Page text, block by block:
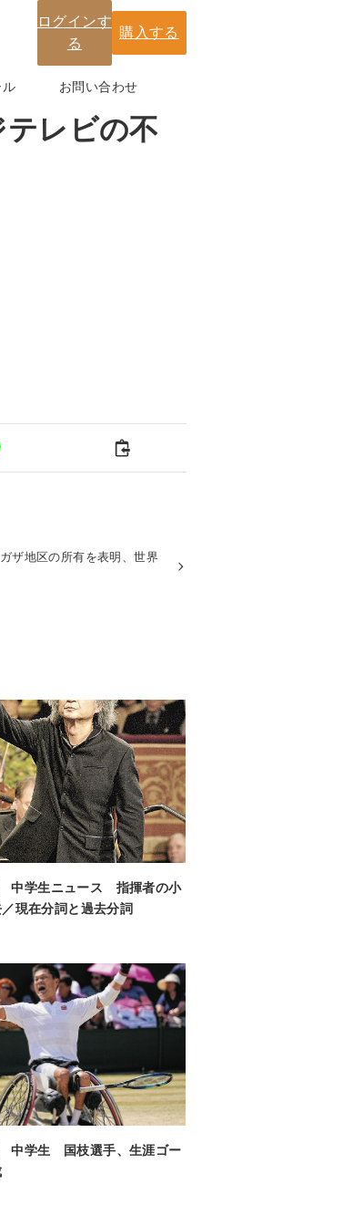
ログインす
る
購入する
ル お問い合わせ
レビの不
地区の所有を表明、世界
中学生ニュース 指揮者の小
現在分詞と過去分詞
中学生 国枝選手、生涯ゴー